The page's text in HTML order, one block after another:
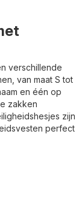
verschillende
van maat S tot
en één op
zakken
zijn
perfect